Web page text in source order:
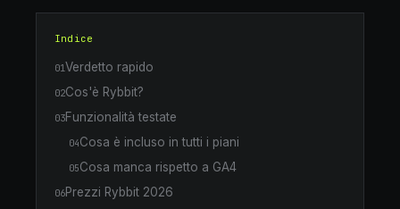
Indice
01Verdetto rapido
02Cos'è Rybbit?
03Funzionalità testate
04Cosa è incluso in tutti i piani
05Cosa manca rispetto a GA4
06Prezzi Rybbit 2026